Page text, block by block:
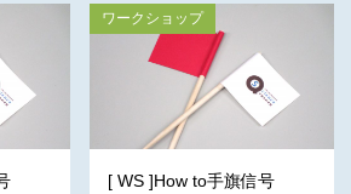
ワークショップ
[ WS ]How to手旗信号